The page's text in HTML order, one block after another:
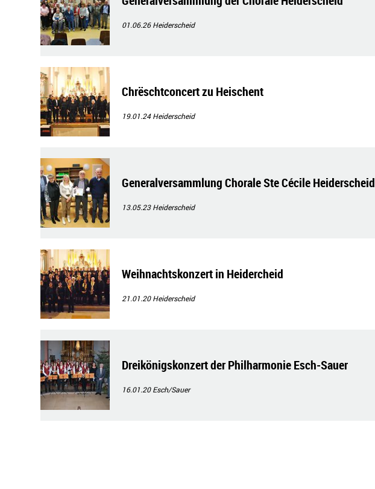
01.06.26Heiderscheid
Chrëschtconcert zu Heischent
19.01.24Heiderscheid
Generalversammlung Chorale Ste Cécile Heiderscheid
13.05.23Heiderscheid
Weihnachtskonzert in Heidercheid
21.01.20Heiderscheid
Dreikönigskonzert der Philharmonie Esch-Sauer
16.01.20Esch/Sauer